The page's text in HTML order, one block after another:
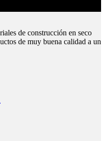
de construcción en seco
de muy buena calidad a un